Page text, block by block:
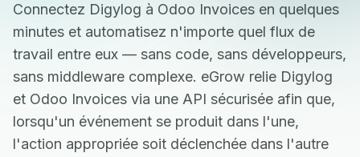
Connectez Digylog à Odoo Invoices en quelques
minutes et automatisez n'importe quel flux de
travail entre eux — sans code, sans développeurs,
sans middleware complexe. eGrow relie Digylog
et Odoo Invoices via une API sécurisée afin que,
lorsqu'un événement se produit dans l'une,
l'action appropriée soit déclenchée dans l'autre